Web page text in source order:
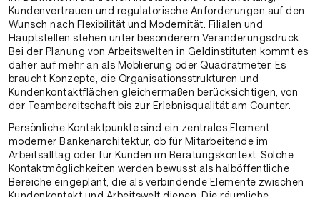
Kundenvertrauen und regulatorische Anforderungen auf den
Wunsch nach Flexibilität und Modernität. Filialen und
Hauptstellen stehen unter besonderem Veränderungsdruck.
Bei der Planung von Arbeitswelten in Geldinstituten kommt es
daher auf mehr an als Möblierung oder Quadratmeter. Es
braucht Konzepte, die Organisationsstrukturen und
Kundenkontaktflächen gleichermaßen berücksichtigen, von
der Teambereitschaft bis zur Erlebnisqualität am Counter.
Persönliche Kontaktpunkte sind ein zentrales Element
moderner Bankenarchitektur, ob für Mitarbeitende im
Arbeitsalltag oder für Kunden im Beratungskontext. Solche
Kontaktmöglichkeiten werden bewusst als halböffentliche
Bereiche eingeplant, die als verbindende Elemente zwischen